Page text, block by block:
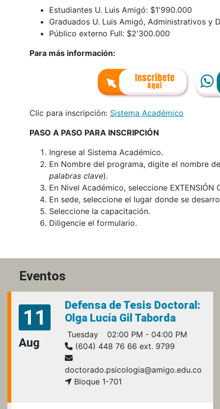
Estudiantes U. Luis Amigó: $1'990.000
Graduados U. Luis Amigó, Administrativos y
Público externo Full: $2'300.000
Para más información:
Clic para inscripción: Sistema Académico
PASO A PASO PARA INSCRIPCIÓN
Ingrese al Sistema Académico.
En Nombre del programa, digite el nombre
palabras clave).
En Nivel Académico, seleccione EXTENSIÓN
En sede, seleccione el lugar donde se
Seleccione la capacitación.
Diligencie el formulario.
Eventos
11
Aug
Defensa de Tesis Doctoral:
Olga Lucía Gil Taborda
Tuesday
02:00 PM - 04:00 PM
(604) 448 76 66 ext. 9799
doctorado.psicologia@amigo.edu.co
Bloque 1-701